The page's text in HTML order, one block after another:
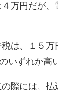
万円だが、
は、１５万
いずれか高
際には、払